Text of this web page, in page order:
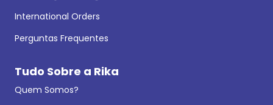
International Orders
Perguntas Frequentes
Tudo Sobre a Rika
Quem Somos?